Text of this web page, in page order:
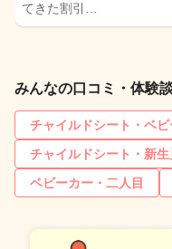
てきた割引…
みんなの口コミ・体験
チャイルドシート・ベ
チャイルドシート・新生
ベビーカー・二人目